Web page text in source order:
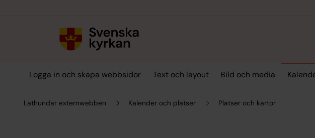
Logga in och skapa webbsidor Text och layout Bild och media
Lathundar externwebben Kalender och platser Platser och kartor